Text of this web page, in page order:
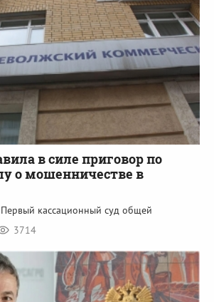
в силе приговор по
о мошенничестве в
кассационный суд общей
3714